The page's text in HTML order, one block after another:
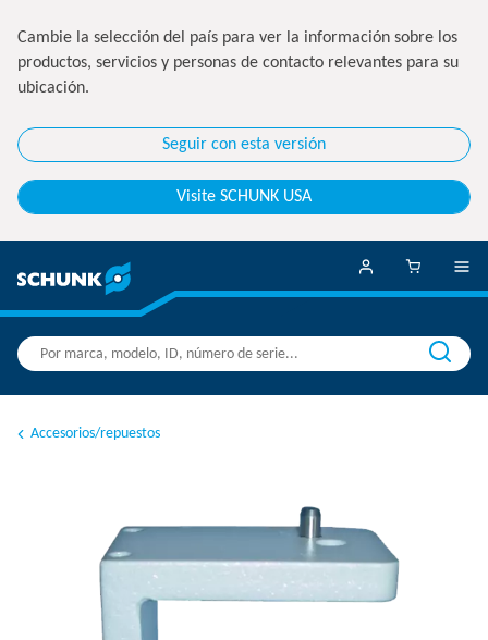
Cambie la selección del país para ver la información sobre los
productos, servicios y personas de contacto relevantes para su
ubicación.
Seguir con esta versión
Visite SCHUNK USA
Accesorios/repuestos